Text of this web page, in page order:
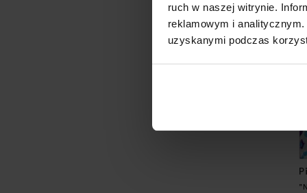
ruch w naszej witrynie.
reklamowym i
uzyskanymi podczas